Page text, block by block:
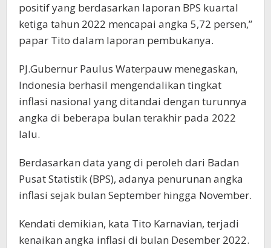
positif yang berdasarkan laporan BPS kuartal
ketiga tahun 2022 mencapai angka 5,72 persen,”
papar Tito dalam laporan pembukanya.
PJ.Gubernur Paulus Waterpauw menegaskan,
Indonesia berhasil mengendalikan tingkat
inflasi nasional yang ditandai dengan turunnya
angka di beberapa bulan terakhir pada 2022
lalu.
Berdasarkan data yang di peroleh dari Badan
Pusat Statistik (BPS), adanya penurunan angka
inflasi sejak bulan September hingga November.
Kendati demikian, kata Tito Karnavian, terjadi
kenaikan angka inflasi di bulan Desember 2022.